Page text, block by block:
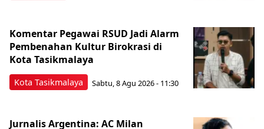
Kota Tasikmalaya
Komentar Pegawai RSUD Jadi Alarm
Pembenahan Kultur Birokrasi di
Kota Tasikmalaya
Sabtu, 8 Agu 2026 - 11:30
Jurnalis Argentina: AC Milan